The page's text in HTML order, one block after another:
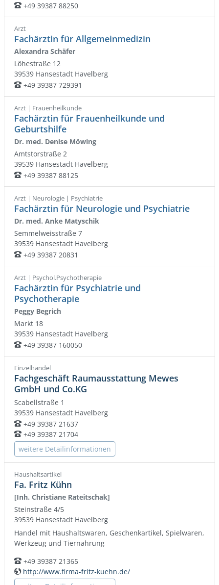
Telefon:
+49 39387 88250
Arzt
Fachärztin für Allgemeinmedizin
Alexandra Schäfer
Löhestraße 12
39539 Hansestadt Havelberg
Telefon:
+49 39387 729391
Arzt | Frauenheilkunde
Fachärztin für Frauenheilkunde und
Geburtshilfe
Dr. med. Denise Möwing
Amtstorstraße 2
39539 Hansestadt Havelberg
Telefon:
+49 39387 88125
Arzt | Neurologie | Psychiatrie
Fachärztin für Neurologie und Psychiatrie
Dr. med. Anke Matyschik
Semmelweisstraße 7
39539 Hansestadt Havelberg
Telefon:
+49 39387 20831
Arzt | Psychol.Psychotherapie
Fachärztin für Psychiatrie und
Psychotherapie
Peggy Begrich
Markt 18
39539 Hansestadt Havelberg
Telefon:
+49 39387 160050
Einzelhandel
Fachgeschäft Raumausstattung Mewes
GmbH und Co.KG
Scabellstraße 1
39539 Hansestadt Havelberg
Telefon:
+49 39387 21637
Telefon:
+49 39387 21704
weitere Detailinformationen
Haushaltsartikel
Fa. Fritz Kühn
[Inh. Christiane Rateitschak]
Steinstraße 4/5
39539 Hansestadt Havelberg
Handel mit Haushaltswaren, Geschenkartikel, Spielwaren,
Werkzeug und Tiernahrung
Telefon:
+49 39387 21365
WWW:
http://www.firma-fritz-kuehn.de/